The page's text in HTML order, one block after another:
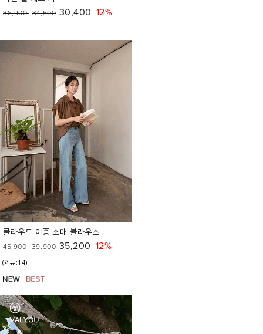
38,900 34,500 30,400 12%
클라우드 이중 소매 블라우스
45,900 39,900 35,200 12%
(리뷰:14)